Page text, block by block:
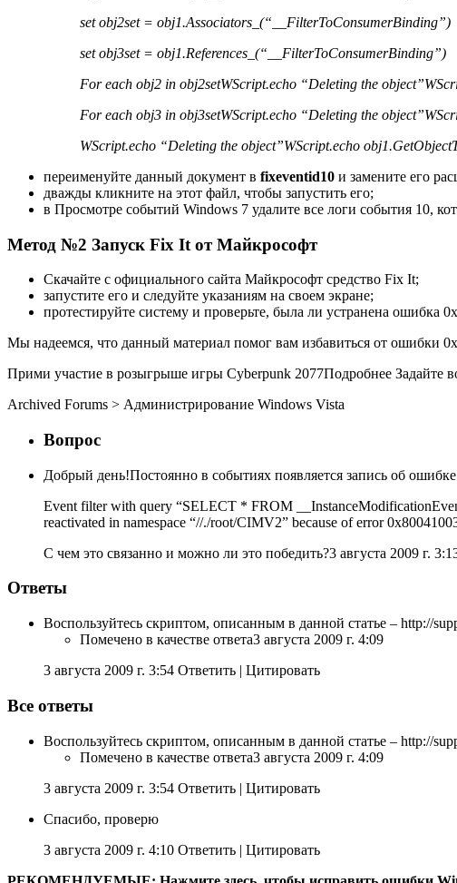
set obj2set = obj1.Associators_(“__FilterToConsumerBinding”)
set obj3set = obj1.References_(“__FilterToConsumerBinding”)
For each obj2 in obj2setWScript.echo “Deleting the object”
For each obj3 in obj3setWScript.echo “Deleting the object”
WScript.echo “Deleting the object”WScript.echo
переименуйте данный документ в fixeventid10 и замените его
дважды кликните на этот файл, чтобы запустить его;
в Просмотре событий Windows 7 удалите все логи события 10,
Метод №2 Запуск Fix It от Майкрософт
Скачайте с официального сайта Майкрософт средство Fix It;
запустите его и следуйте указаниям на своем экране;
протестируйте систему и проверьте, была ли устранена ошибка
Мы надеемся, что данный материал помог вам избавиться от ошибки
Прими участие в розыгрыше игры Cyberpunk 2077Подробнее Задайте
Archived Forums > Администрирование Windows Vista
Вопрос
Добрый день!Постоянно в событиях появляется запись об
Event filter with query “SELECT * FROM
reactivated in namespace “//./root/CIMV2” because of error
С чем это связанно и можно ли это победить?3 августа 2009 г.
Ответы
Воспользуйтесь скриптом, описанным в данной статье – http://
Помечено в качестве ответа3 августа 2009 г. 4:09
3 августа 2009 г. 3:54 Ответить | Цитировать
Все ответы
Воспользуйтесь скриптом, описанным в данной статье – http://
Помечено в качестве ответа3 августа 2009 г. 4:09
3 августа 2009 г. 3:54 Ответить | Цитировать
Спасибо, проверю
3 августа 2009 г. 4:10 Ответить | Цитировать